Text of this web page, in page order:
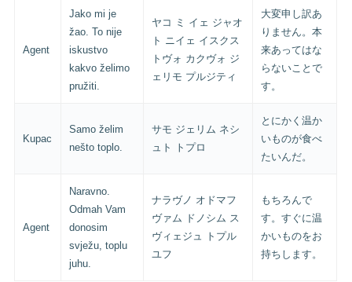
Agent
Jako mi je
žao. To nije
iskustvo
kakvo želimo
pružiti.
ヤコ ミ イェ ジャオ
ト ニイェ イスクス
トヴォ カクヴォ ジ
ェリモ プルジティ
大変申し訳あ
りません。本
来あってはな
らないことで
す。
Kupac
Samo želim
nešto toplo.
サモ ジェリム ネシ
ュト トプロ
とにかく温か
いものが食べ
たいんだ。
Agent
Naravno.
Odmah Vam
donosim
svježu, toplu
juhu.
ナラヴノ オドマフ
ヴァム ドノシム ス
ヴィェジュ トプル
ユフ
もちろんで
す。すぐに温
かいものをお
持ちします。